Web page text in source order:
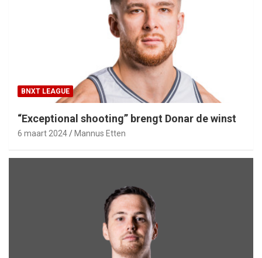
BNXT LEAGUE
“Exceptional shooting” brengt Donar de winst
6 maart 2024 Mannus Etten